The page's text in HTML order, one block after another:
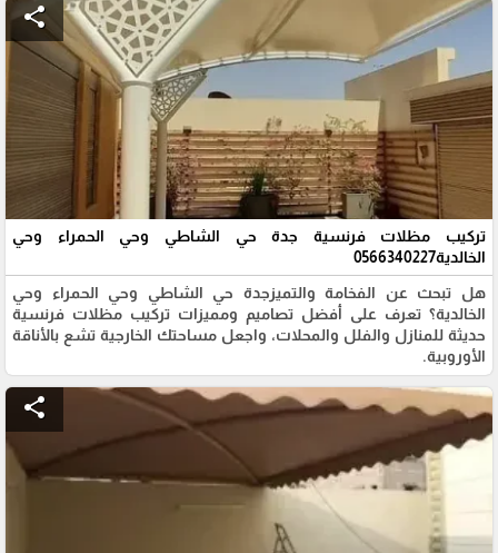
share
تركيب مظلات فرنسية جدة حي الشاطي وحي الحمراء وحي
الخالدية0566340227
هل تبحث عن الفخامة والتميزجدة حي الشاطي وحي الحمراء وحي
الخالدية؟ تعرف على أفضل تصاميم ومميزات تركيب مظلات فرنسية
حديثة للمنازل والفلل والمحلات، واجعل مساحتك الخارجية تشع بالأناقة
الأوروبية.
share